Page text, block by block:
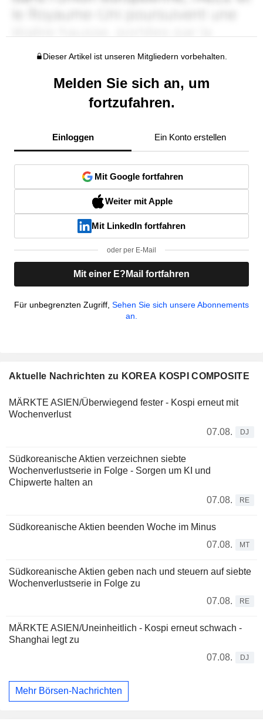
Dieser Artikel ist unseren Mitgliedern vorbehalten.
Melden Sie sich an, um
fortzufahren.
Einloggen Ein Konto erstellen
Mit Google fortfahren
Weiter mit Apple
Mit LinkedIn fortfahren
oder per E-Mail
Mit einer E?Mail fortfahren
Für unbegrenzten Zugriff, Sehen Sie sich unsere Abonnements
an.
Aktuelle Nachrichten zu KOREA KOSPI COMPOSITE
MÄRKTE ASIEN/Überwiegend fester - Kospi erneut mit
Wochenverlust
07.08.
DJ
Südkoreanische Aktien verzeichnen siebte
Wochenverlustserie in Folge - Sorgen um KI und
Chipwerte halten an
07.08.
RE
Südkoreanische Aktien beenden Woche im Minus
07.08.
MT
Südkoreanische Aktien geben nach und steuern auf siebte
Wochenverlustserie in Folge zu
07.08.
RE
MÄRKTE ASIEN/Uneinheitlich - Kospi erneut schwach -
Shanghai legt zu
07.08.
DJ
Mehr Börsen-Nachrichten